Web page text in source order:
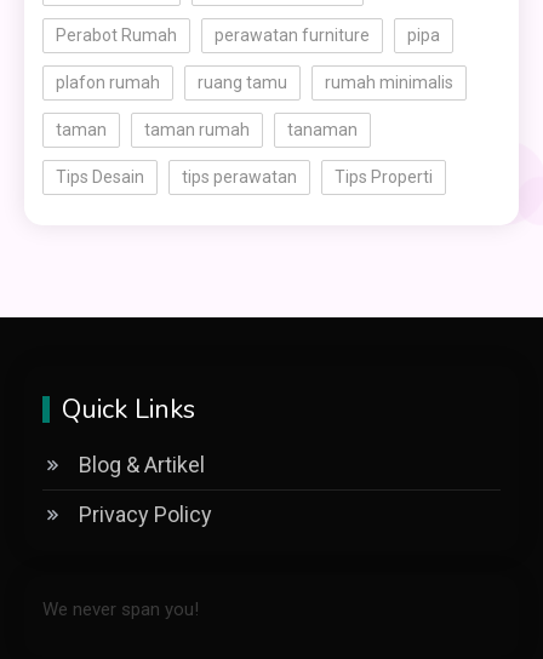
Perabot Rumah perawatan furniture pipa
plafon rumah ruang tamu rumah minimalis
taman taman rumah tanaman
Tips Desain tips perawatan Tips Properti
Quick Links
Blog & Artikel
Privacy Policy
We never span you!